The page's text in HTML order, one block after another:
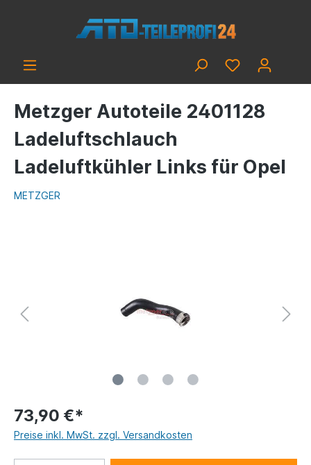
Metzger Autoteile 2401128
Ladeluftschlauch
Ladeluftkühler Links für Opel
METZGER
73,90 €*
Preise inkl. MwSt. zzgl. Versandkosten